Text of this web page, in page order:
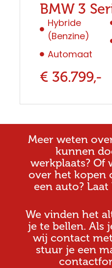
BMW 3
Hybride
(Benzine)
Automaat
€ 36.799,-
Meer weten
kunnen
werkplaats? Of
over het kopen
een auto?
We vinden het
je te bellen. Als
wij contact
stuur je een